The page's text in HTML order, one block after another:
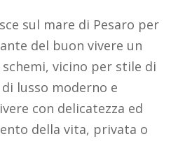
sul mare di Pesaro per
del buon vivere un
vicino per stile di
lusso moderno e
con delicatezza ed
della vita, privata o